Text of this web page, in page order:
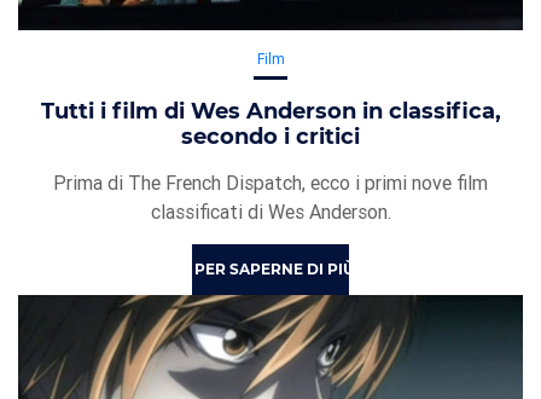
Film
Tutti i film di Wes Anderson in classifica,
secondo i critici
Prima di The French Dispatch, ecco i primi nove film
classificati di Wes Anderson.
PER SAPERNE DI PIÙ